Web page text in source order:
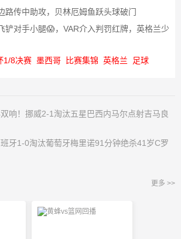
路传中助攻，贝林厄姆鱼跃头球破门
铲对手小腿😱，VAR介入判罚红牌，英格兰少
1/8决赛 墨西哥 比赛集锦 英格兰 足球
响！挪威2-1淘汰五星巴西内马尔点射吉马良
牙1-0淘汰葡萄牙梅里诺91分钟绝杀41岁C罗
更多 >>